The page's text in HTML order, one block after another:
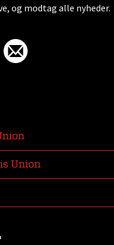
og modtag alle nyheder.
Union